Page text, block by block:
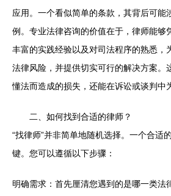
应用。一个看似简单的条款，其背后可能
例。专业法律咨询的价值在于，律师能够
丰富的实践经验以及对司法程序的熟悉，
法律风险，并提供切实可行的解决方案。
懂法而造成的损失，还能在诉讼或谈判中
二、如何找到合适的律师？
“找律师”并非简单地随机选择。一个合适
键。您可以遵循以下步骤：
明确需求：首先厘清您遇到的是哪一类法